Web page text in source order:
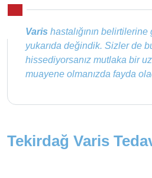
Varis hastalığının
yukarıda değindik. Sizler de
hissediyorsanız mutlaka bir
muayene olmanızda fayda
Tekirdağ Varis